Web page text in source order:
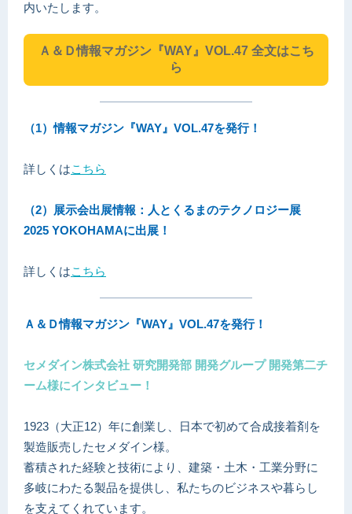
内いたします。
Ａ＆Ｄ情報マガジン『WAY』VOL.47 全文はこち
ら
（1）情報マガジン『WAY』VOL.47を発行！
詳しくはこちら
（2）展示会出展情報：人とくるまのテクノロジー展
2025 YOKOHAMAに出展！
詳しくはこちら
Ａ＆Ｄ情報マガジン『WAY』VOL.47を発行！
セメダイン株式会社 研究開発部 開発グループ 開発第二チ
ーム様にインタビュー！
1923（大正12）年に創業し、日本で初めて合成接着剤を
製造販売したセメダイン様。
蓄積された経験と技術により、建築・土木・工業分野に
多岐にわたる製品を提供し、私たちのビジネスや暮らし
を支えてくれています。